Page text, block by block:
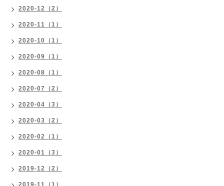
2020-12（2）
2020-11（1）
2020-10（1）
2020-09（1）
2020-08（1）
2020-07（2）
2020-04（3）
2020-03（2）
2020-02（1）
2020-01（3）
2019-12（2）